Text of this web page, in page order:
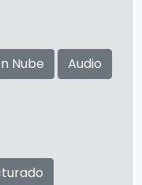
Nube
Audio